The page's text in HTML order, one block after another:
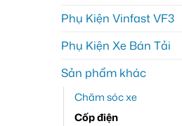
Phụ Kiện Vinfast VF3
Phụ Kiện Xe Bán Tải
Sản phẩm khác
Chăm sóc xe
Cốp điện